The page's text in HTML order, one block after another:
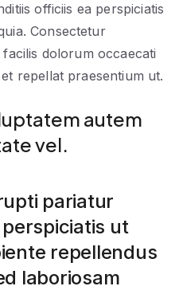
officiis ea perspiciatis
Consectetur
dolorum occaecati
repellat praesentium ut.
autem
vel.
pariatur
ut
repellendus
laboriosam